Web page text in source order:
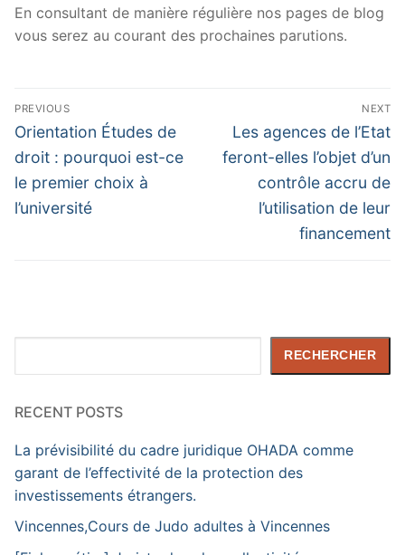
En consultant de manière régulière nos pages de blog
vous serez au courant des prochaines parutions.
Navigation
de
l’article
PREVIOUS
Previous
post:
Orientation Études de
droit : pourquoi est-ce
le premier choix à
l’université
NEXT
Next
post:
Les agences de l’Etat
feront-elles l’objet d’un
contrôle accru de
l’utilisation de leur
financement
RECHERCHER
RECENT POSTS
La prévisibilité du cadre juridique OHADA comme
garant de l’effectivité de la protection des
investissements étrangers.
Vincennes,Cours de Judo adultes à Vincennes